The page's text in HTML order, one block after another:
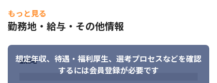
もっと見る
勤務地・給与・その他情報
想定年収、待遇・福利厚生、 選考プロセスなどを確認
するには会員登録が必要です
勤務地